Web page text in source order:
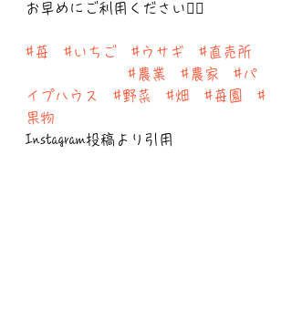
お早めにご利用ください🙇‍♀️
#苺 #いちご #ウサギ
#直売所
#農業
#農家
#パ
イプハウス
#野菜 #畑 #苺園
#
果物
Instagram投稿より引用